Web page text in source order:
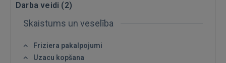
Ienākt
Darba veidi (2)
Skaistums un veselība
Friziera pakalpojumi
Uzacu kopšana